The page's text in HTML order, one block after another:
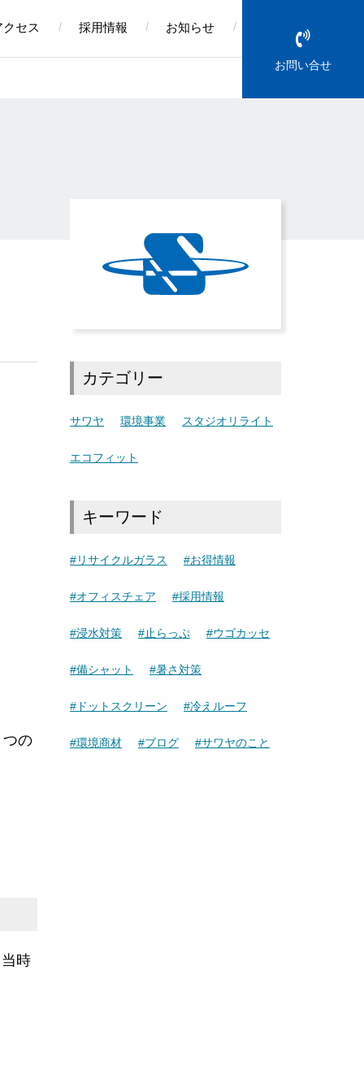
クセス 採用情報 お知らせ
お問い合せ
つの
時
カテゴリー
サワヤ 環境事業 スタジオリライト
エコフィット
キーワード
#リサイクルガラス #お得情報
#オフィスチェア #採用情報
#浸水対策 #止らっぷ #ウゴカッセ
#備シャット #暑さ対策
#ドットスクリーン #冷えルーフ
#環境商材 #ブログ #サワヤのこと